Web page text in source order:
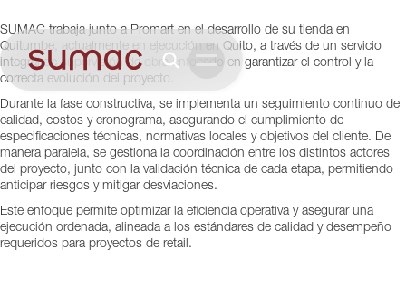
Quito, Ecuador
SUMAC trabaja junto a Promart en el desarrollo de su tienda en
Quitumbe, actualmente en ejecución en Quito, a través de un servicio
integral de supervisión de obra enfocado en garantizar el control y la
correcta evolución del proyecto.
Durante la fase constructiva, se implementa un seguimiento continuo de
calidad, costos y cronograma, asegurando el cumplimiento de
especificaciones técnicas, normativas locales y objetivos del cliente. De
manera paralela, se gestiona la coordinación entre los distintos actores
del proyecto, junto con la validación técnica de cada etapa, permitiendo
anticipar riesgos y mitigar desviaciones.
Este enfoque permite optimizar la eficiencia operativa y asegurar una
ejecución ordenada, alineada a los estándares de calidad y desempeño
requeridos para proyectos de retail.